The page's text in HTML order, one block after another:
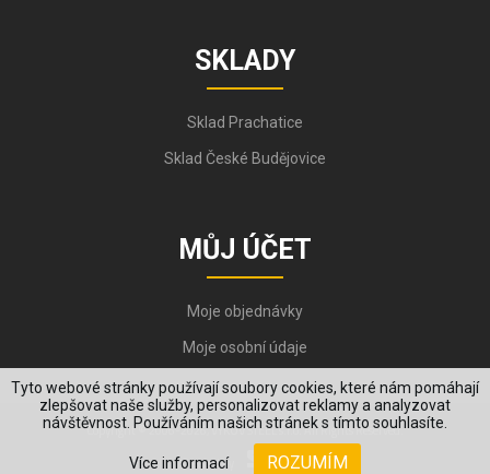
Tyto webové stránky používají soubory cookies, které nám pomáhají
zlepšovat naše služby, personalizovat reklamy a analyzovat
návštěvnost. Používáním našich stránek s tímto souhlasíte.
Více informací ROZUMÍM
SKLADY
Sklad Prachatice
Sklad České Budějovice
MŮJ ÚČET
Moje objednávky
Moje osobní údaje
Copyright © 2006-2026, VYKOV STEEL s.r.o. All Rights Reserved.
Created by